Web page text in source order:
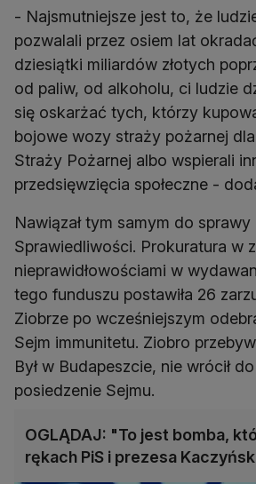
- Najsmutniejsze jest to, że
pozwalali przez osiem lat
dziesiątki miliardów złotych
od paliw, od alkoholu, ci ludzie
się oskarżać tych, którzy
bojowe wozy straży pożarnej
Straży Pożarnej albo wspierali
przedsięwzięcia społeczne -
Nawiązał tym samym do sprawy
Sprawiedliwości. Prokuratura w
nieprawidłowościami w
tego funduszu postawiła 26
Ziobrze po wcześniejszym
Sejm immunitetu. Ziobro
Był w Budapeszcie, nie wrócił
posiedzenie Sejmu.
OGLĄDAJ: "To jest bomba,
rękach PiS i prezesa